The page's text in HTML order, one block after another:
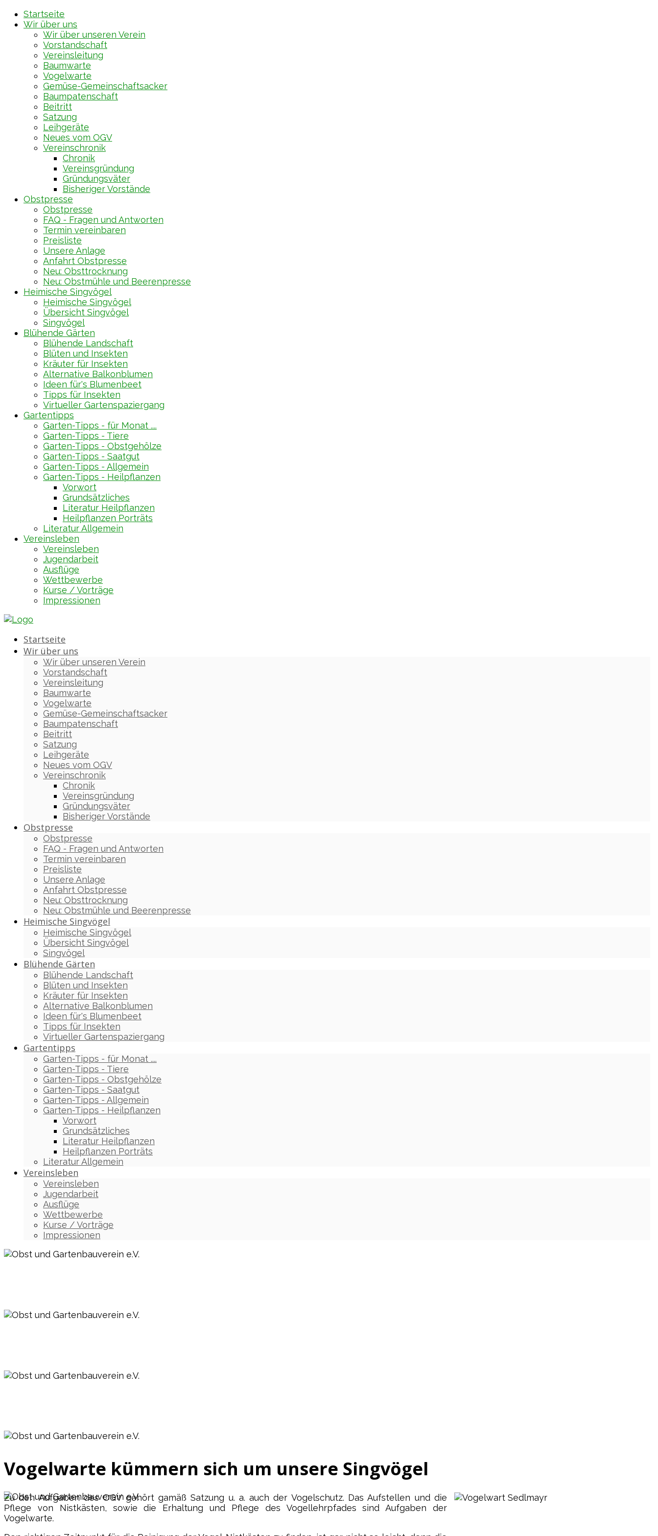
Startseite
Wir über uns
Wir über unseren Verein
Vorstandschaft
Vereinsleitung
Baumwarte
Vogelwarte
Gemüse-Gemeinschaftsacker
Baumpatenschaft
Beitritt
Satzung
Leihgeräte
Neues vom OGV
Vereinschronik
Chronik
Vereinsgründung
Gründungsväter
Bisheriger Vorstände
Obstpresse
Obstpresse
FAQ - Fragen und Antworten
Termin vereinbaren
Preisliste
Unsere Anlage
Anfahrt Obstpresse
Neu: Obsttrocknung
Neu: Obstmühle und Beerenpresse
Heimische Singvögel
Heimische Singvögel
Übersicht Singvögel
Singvögel
Blühende Gärten
Blühende Landschaft
Blüten und Insekten
Kräuter für Insekten
Alternative Balkonblumen
Ideen für's Blumenbeet
Tipps für Insekten
Virtueller Gartenspaziergang
Gartentipps
Garten-Tipps - für Monat ....
Garten-Tipps - Tiere
Garten-Tipps - Obstgehölze
Garten-Tipps - Saatgut
Garten-Tipps - Allgemein
Garten-Tipps - Heilpflanzen
Vorwort
Grundsätzliches
Literatur Heilpflanzen
Heilpflanzen Porträts
Literatur Allgemein
Vereinsleben
Vereinsleben
Jugendarbeit
Ausflüge
Wettbewerbe
Kurse / Vorträge
Impressionen
Startseite
Wir über uns
Wir über unseren Verein
Vorstandschaft
Vereinsleitung
Baumwarte
Vogelwarte
Gemüse-Gemeinschaftsacker
Baumpatenschaft
Beitritt
Satzung
Leihgeräte
Neues vom OGV
Vereinschronik
Chronik
Vereinsgründung
Gründungsväter
Bisheriger Vorstände
Obstpresse
Obstpresse
FAQ - Fragen und Antworten
Termin vereinbaren
Preisliste
Unsere Anlage
Anfahrt Obstpresse
Neu: Obsttrocknung
Neu: Obstmühle und Beerenpresse
Heimische Singvögel
Heimische Singvögel
Übersicht Singvögel
Singvögel
Blühende Gärten
Blühende Landschaft
Blüten und Insekten
Kräuter für Insekten
Alternative Balkonblumen
Ideen für's Blumenbeet
Tipps für Insekten
Virtueller Gartenspaziergang
Gartentipps
Garten-Tipps - für Monat ....
Garten-Tipps - Tiere
Garten-Tipps - Obstgehölze
Garten-Tipps - Saatgut
Garten-Tipps - Allgemein
Garten-Tipps - Heilpflanzen
Vorwort
Grundsätzliches
Literatur Heilpflanzen
Heilpflanzen Porträts
Literatur Allgemein
Vereinsleben
Vereinsleben
Jugendarbeit
Ausflüge
Wettbewerbe
Kurse / Vorträge
Impressionen
Obst und Gartenbauverein e.V.
Obst und Gartenbauverein e.V.
Vogelwarte kümmern sich um unsere Singvögel
Zu den Aufgaben des OGV gehört gamäß Satzung u. a. auch der Vogelschutz. Das Aufstellen und die
Pflege von Nistkästen, sowie die Erhaltung und Pflege des Vogellehrpfades sind Aufgaben der
Vogelwarte.